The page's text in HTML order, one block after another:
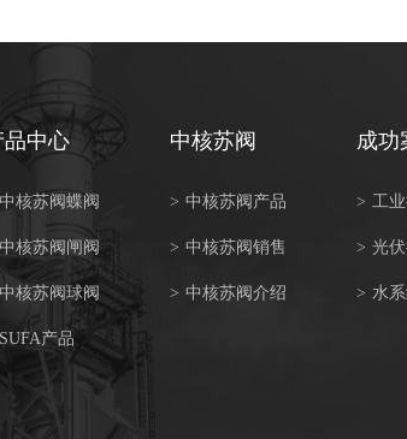
品中心
中核苏阀蝶阀
中核苏阀闸阀
中核苏阀球阀
SUFA产品
中核苏阀
> 中核苏阀产品
> 中核苏阀销售
> 中核苏阀介绍
成功
> 工
> 光
> 水